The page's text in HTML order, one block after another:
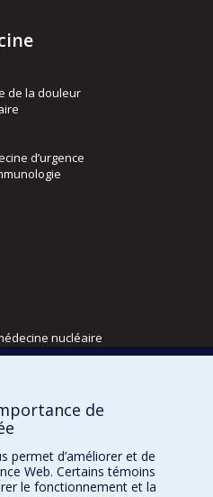
de la douleur
d’urgence
nucléaire
physique
de
permet d’améliorer et de
Web. Certains témoins
le fonctionnement et la